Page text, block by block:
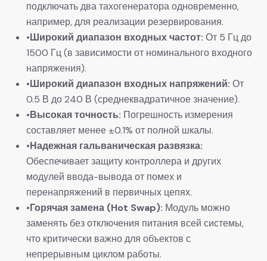
подключать два тахогенератора одновременно,
например, для реализации резервирования.
•Широкий диапазон входных частот: ​ От 5 Гц до
1500 Гц (в зависимости от номинального входного
напряжения).
•Широкий диапазон входных напряжений: ​ От
0.5 В до 240 В (среднеквадратичное значение).
•Высокая точность: ​ Погрешность измерения
составляет менее ±0.1% от полной шкалы.
•Надежная гальваническая развязка:
Обеспечивает защиту контроллера и других
модулей ввода-вывода от помех и
перенапряжений в первичных цепях.
•Горячая замена (Hot Swap): ​ Модуль можно
заменять без отключения питания всей системы,
что критически важно для объектов с
непрерывным циклом работы.